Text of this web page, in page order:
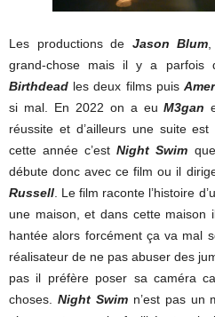
Les productions de Jason Blum
grand-chose mais il y a parfois
Birthdead les deux films puis
si mal. En 2022 on a euM3gan
réussite et d’ailleurs une suite
cette année c’estNight Swim
débute donc avec ce film ou il
Russell . Le film raconte l’histoire
une maison, et dans cette
hantée alors forcément ça va mal
réalisateur de ne pas abuser des
pas il préfère poser sa caméra
choses. Night Swim n’est pas un